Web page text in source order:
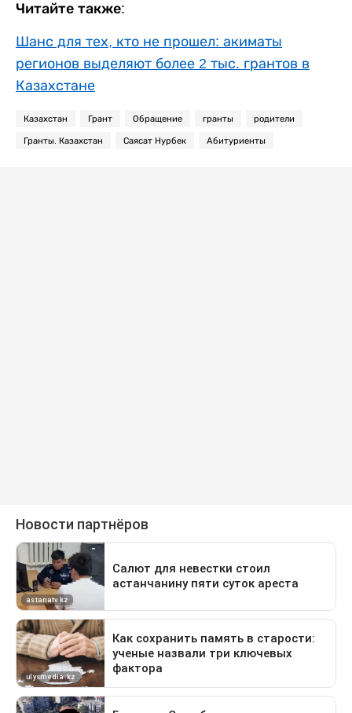
Читайте также:
Шанс для тех, кто не прошел: акиматы
регионов выделяют более 2 тыс. грантов в
Казахстане
Казахстан Грант Обращение гранты родители
Гранты. Казахстан Саясат Нурбек Абитуриенты